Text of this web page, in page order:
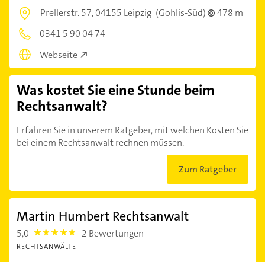
Prellerstr. 57,04155 Leipzig (Gohlis-Süd)
478 m
0341 5 90 04 74
Webseite
Was kostet Sie eine Stunde beim
Rechtsanwalt?
Erfahren Sie in unserem Ratgeber, mit welchen Kosten Sie
bei einem Rechtsanwalt rechnen müssen.
Zum Ratgeber
Martin Humbert Rechtsanwalt
5,0 5.0 2 Bewertungen
RECHTSANWÄLTE